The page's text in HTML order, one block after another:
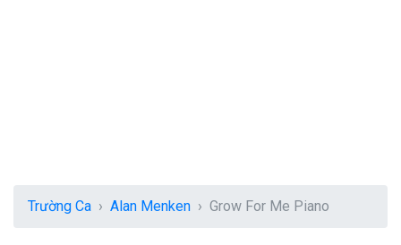
Trường Ca Alan Menken Grow For Me Piano